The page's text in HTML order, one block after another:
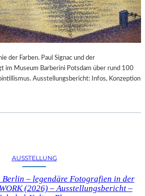
der Farben. Paul Signac und der
im Museum Barberini Potsdam über rund 100
Ausstellungsbericht: Infos, Konzeption
AUSSTELLUNG
Berlin – legendäre Fotografien in der
(2026) – Ausstellungsbericht –